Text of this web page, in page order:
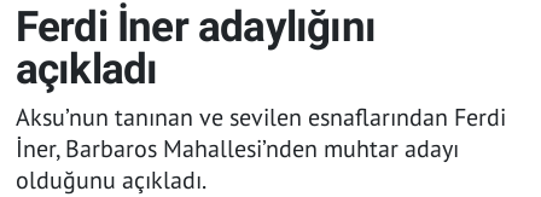
Ferdi İner adaylığını
açıkladı
Aksu’nun tanınan ve sevilen esnaflarından Ferdi
İner, Barbaros Mahallesi’nden muhtar adayı
olduğunu açıkladı.
SİYASET
TARIM
YEREL YÖNETİMLER
İstanbul Trafik Yoğunluk Haritası
Süper Lig Puan Durumu ve Fikstür
Tüm Manşetler